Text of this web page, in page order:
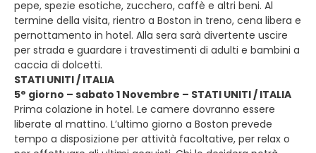
pepe, spezie esotiche, zucchero, caffè e altri beni. Al
termine della visita, rientro a Boston in treno, cena libera e
pernottamento in hotel. Alla sera sarà divertente uscire
per strada e guardare i travestimenti di adulti e bambini a
caccia di dolcetti.
STATI UNITI / ITALIA
5° giorno – sabato 1 Novembre – STATI UNITI / ITALIA
Prima colazione in hotel. Le camere dovranno essere
liberate al mattino. L’ultimo giorno a Boston prevede
tempo a disposizione per attività facoltative, per relax o